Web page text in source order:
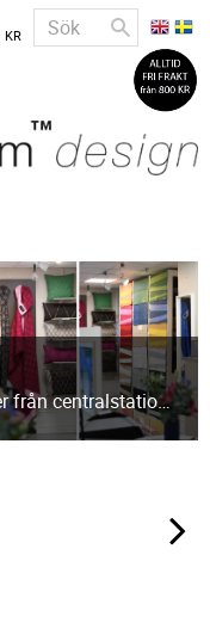
KR
Välkommen till vår butik, 150 meter från centralstationen i Uppsala. Öppet vardagar 10-18, lördagar 10-16.